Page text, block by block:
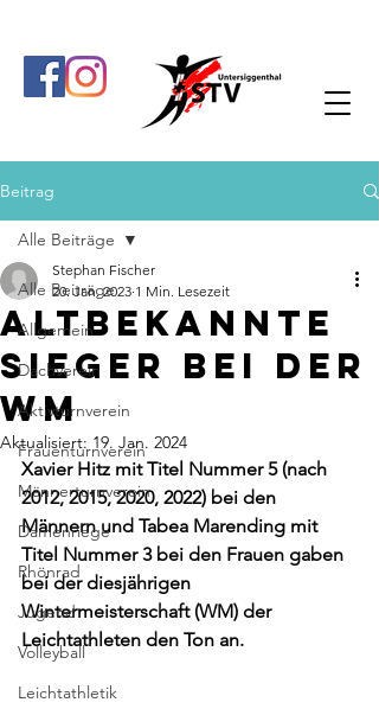
Beitrag
Alle Beiträge
Allgemein
Dachverein
Aktivturnverein
Frauenturnverein
Männerturnverein
Damenriege
Rhönrad
Jugend
Volleyball
Leichtathletik
Alle Beiträge
Altbekannte
Sieger bei der
WM
Stephan Fischer
20. Jan. 2023 1 Min. Lesezeit
Aktualisiert: 19. Jan. 2024
Xavier Hitz mit Titel Nummer 5 (nach
2012, 2015, 2020, 2022) bei den
Männern und Tabea Marending mit
Titel Nummer 3 bei den Frauen gaben
bei der diesjährigen
Wintermeisterschaft (WM) der
Leichtathleten den Ton an.